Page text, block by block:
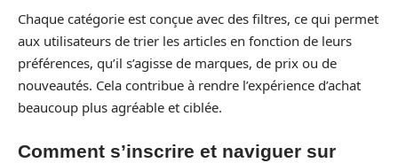
Chaque catégorie est conçue avec des filtres, ce qui permet
aux utilisateurs de trier les articles en fonction de leurs
préférences, qu’il s’agisse de marques, de prix ou de
nouveautés. Cela contribue à rendre l’expérience d’achat
beaucoup plus agréable et ciblée.
Comment s’inscrire et naviguer sur